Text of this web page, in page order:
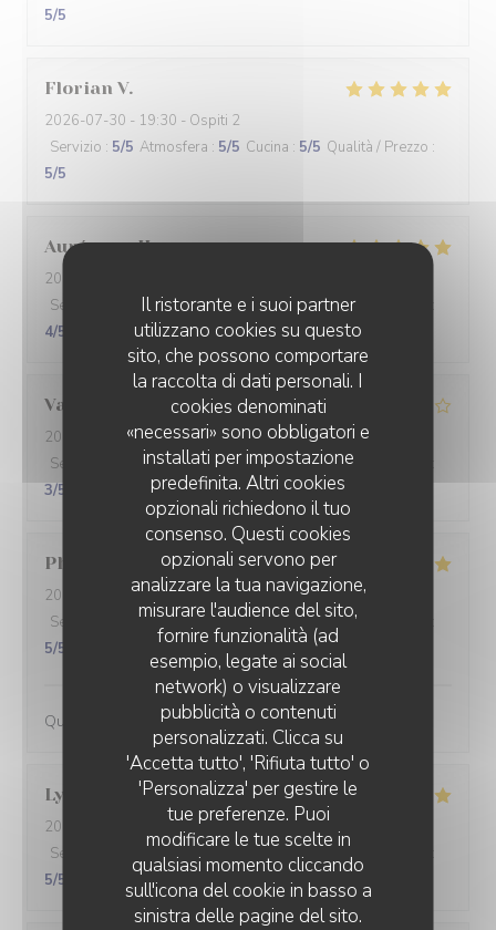
Il ristorante e i suoi partner
utilizzano cookies su questo
sito, che possono comportare
la raccolta di dati personali. I
cookies denominati
«necessari» sono obbligatori e
installati per impostazione
predefinita. Altri cookies
opzionali richiedono il tuo
consenso. Questi cookies
opzionali servono per
analizzare la tua navigazione,
misurare l'audience del sito,
fornire funzionalità (ad
esempio, legate ai social
network) o visualizzare
pubblicità o contenuti
personalizzati. Clicca su
'Accetta tutto', 'Rifiuta tutto' o
'Personalizza' per gestire le
tue preferenze. Puoi
modificare le tue scelte in
qualsiasi momento cliccando
sull'icona del cookie in basso a
sinistra delle pagine del sito.
5/5
Florian V
2026-07-30 - 19:30 - Ospiti 2
Servizio : 5/5 Atmosfera : 5/5 Cucina : 5/5 Qualità / Prezzo :
5/5
Aurégane H
2026-07-25
Servizio
Atmosfera:4/5 Cucina: 5/5 Qualità / Prezzo
4/5
Valerie
2026-07-30 - 20:30 - Ospiti 3
Servizio
Atmosfera: 3/5 Cucina: 4/5 Qualità / Prezzo
3/5
Philippe
2026-07-23
- 20:00 - Ospiti 2
Servizio
Atmosfera :5/5 Cucina 5/5 Qualità / Prezzo
5/5
Qualité et accueil parfaits
Lysiane
2026-07-17
- 12:15 - Ospiti 3
Servizio
Atmosfera Cucina 5 Qualità / Prezzo
5/5
MALO